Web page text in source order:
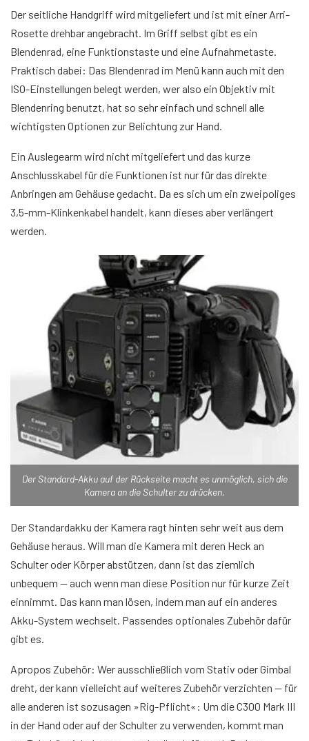
Der seitliche Handgriff wird mitgeliefert und ist mit einer Arri-
Rosette drehbar angebracht. Im Griff selbst gibt es ein
Blendenrad, eine Funktionstaste und eine Aufnahmetaste.
Praktisch dabei: Das Blendenrad im Menü kann auch mit den
ISO-Einstellungen belegt werden, wer also ein Objektiv mit
Blendenring benutzt, hat so sehr einfach und schnell alle
wichtigsten Optionen zur Belichtung zur Hand.
Ein Auslegearm wird nicht mitgeliefert und das kurze
Anschlusskabel für die Funktionen ist nur für das direkte
Anbringen am Gehäuse gedacht. Da es sich um ein zweipoliges
3,5-mm-Klinkenkabel handelt, kann dieses aber verlängert
werden.
Der Standard-Akku auf der Rückseite macht es unmöglich, sich die
Kamera an die Schulter zu drücken.
Der Standardakku der Kamera ragt hinten sehr weit aus dem
Gehäuse heraus. Will man die Kamera mit deren Heck an
Schulter oder Körper abstützen, dann ist das ziemlich
unbequem — auch wenn man diese Position nur für kurze Zeit
einnimmt. Das kann man lösen, indem man auf ein anderes
Akku-System wechselt. Passendes optionales Zubehör dafür
gibt es.
Apropos Zubehör: Wer ausschließlich vom Stativ oder Gimbal
dreht, der kann vielleicht auf weiteres Zubehör verzichten — für
alle anderen ist sozusagen »Rig-Pflicht«: Um die C300 Mark III
in der Hand oder auf der Schulter zu verwenden, kommt man